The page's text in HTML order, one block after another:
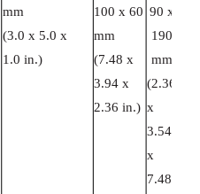
mm
(3.0 x 5.0 x
1.0 in.)
100 x 60
mm
(7.48 x
3.94 x
2.36 in.)
90 x
190
mm
(2.36
x
3.54
x
7.48